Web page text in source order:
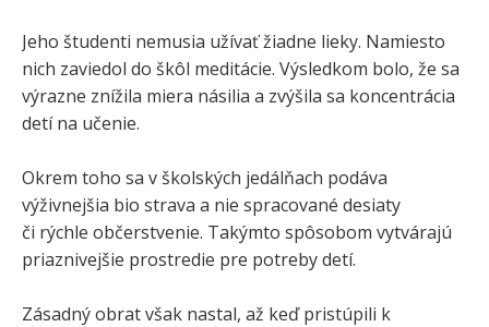
Jeho študenti nemusia užívať žiadne lieky. Namiesto
nich zaviedol do škôl meditácie. Výsledkom bolo, že sa
výrazne znížila miera násilia a zvýšila sa koncentrácia
detí na učenie.
Okrem toho sa v školských jedálňach podáva
výživnejšia bio strava a nie spracované desiaty
či rýchle občerstvenie. Takýmto spôsobom vytvárajú
priaznivejšie prostredie pre potreby detí.
Zásadný obrat však nastal, až keď pristúpili k